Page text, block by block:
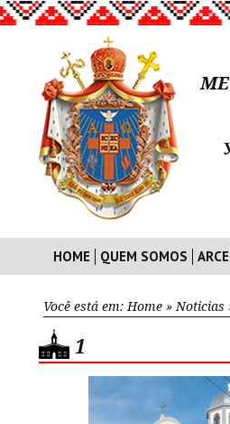
HOME QUEM SOMOS
Você está em: Home » Noticias
1